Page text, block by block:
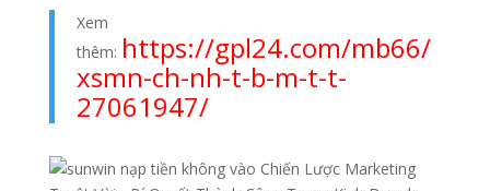
Xem
thêm: https://gpl24.com/mb66/
xsmn-ch-nh-t-b-m-t-t-
27061947/